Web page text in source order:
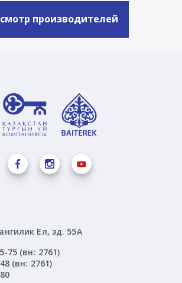
производителей
Ел, зд. 55А
75 (вн: 2761)
(вн: 2761)